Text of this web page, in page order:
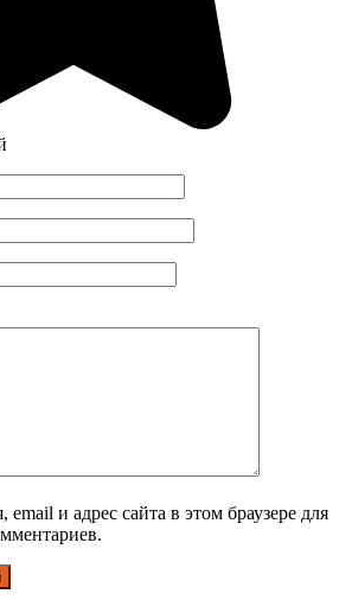
и адрес сайта в этом браузере для